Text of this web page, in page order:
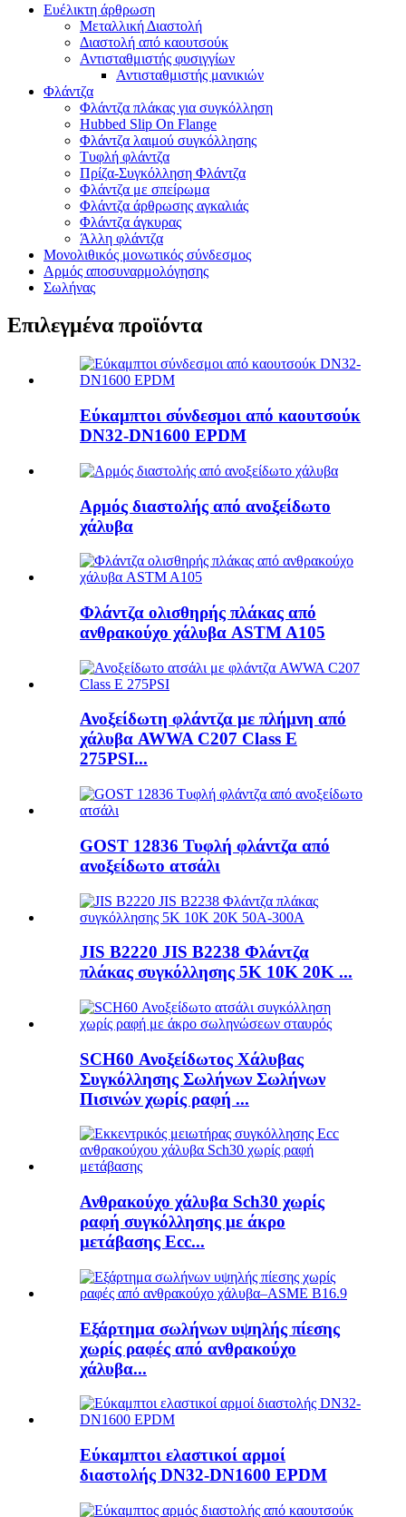
Ευέλικτη άρθρωση
Μεταλλική Διαστολή
Διαστολή από καουτσούκ
Αντισταθμιστής φυσιγγίων
Αντισταθμιστής μανικιών
Φλάντζα
Φλάντζα πλάκας για συγκόλληση
Hubbed Slip On Flange
Φλάντζα λαιμού συγκόλλησης
Τυφλή φλάντζα
Πρίζα-Συγκόλληση Φλάντζα
Φλάντζα με σπείρωμα
Φλάντζα άρθρωσης αγκαλιάς
Φλάντζα άγκυρας
Άλλη φλάντζα
Μονολιθικός μονωτικός σύνδεσμος
Αρμός αποσυναρμολόγησης
Σωλήνας
Επιλεγμένα προϊόντα
Εύκαμπτοι σύνδεσμοι από καουτσούκ
DN32-DN1600 EPDM
Αρμός διαστολής από ανοξείδωτο
χάλυβα
Φλάντζα ολισθηρής πλάκας από
ανθρακούχο χάλυβα ASTM A105
Ανοξείδωτη φλάντζα με πλήμνη από
χάλυβα AWWA C207 Class E
275PSI...
GOST 12836 Τυφλή φλάντζα από
ανοξείδωτο ατσάλι
JIS B2220 JIS B2238 Φλάντζα
πλάκας συγκόλλησης 5K 10K 20K ...
SCH60 Ανοξείδωτος Χάλυβας
Συγκόλλησης Σωλήνων Σωλήνων
Πισινών χωρίς ραφή ...
Ανθρακούχο χάλυβα Sch30 χωρίς
ραφή συγκόλλησης με άκρο
μετάβασης Ecc...
Εξάρτημα σωλήνων υψηλής πίεσης
χωρίς ραφές από ανθρακούχο
χάλυβα...
Εύκαμπτοι ελαστικοί αρμοί
διαστολής DN32-DN1600 EPDM